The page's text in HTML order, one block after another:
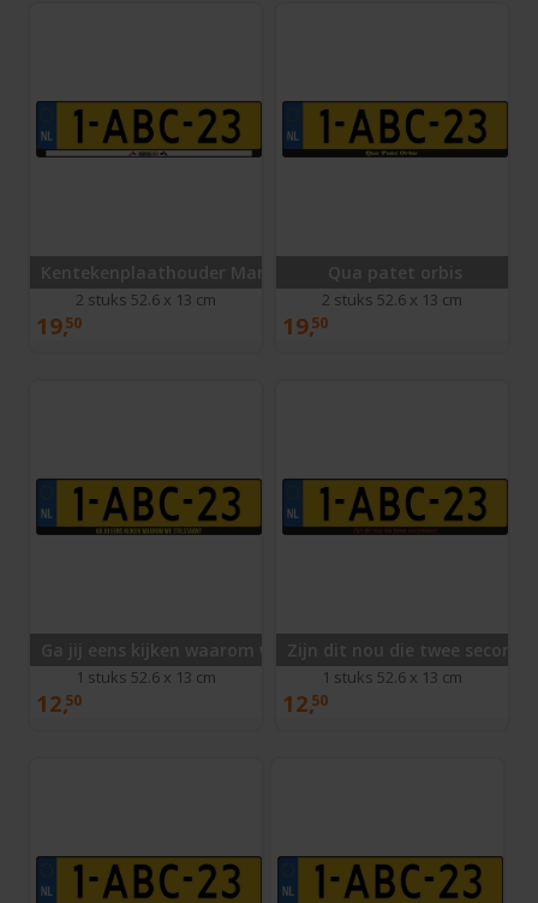
Kentekenplaathouder Mamma Mia
2 stuks 52.6 x 13 cm
19,50
Qua patet orbis
2 stuks 52.6 x 13 cm
19,50
Ga jij eens kijken waarom we stilstaan?
1 stuks 52.6 x 13 cm
12,50
Zijn dit nou die twee
1 stuks 52.6 x 13 cm
12,50